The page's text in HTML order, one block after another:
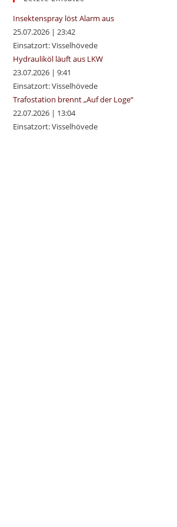
Insektenspray löst Alarm aus
25.07.2026| 23:42
Einsatzort: Visselhövede
Hydrauliköl läuft aus LKW
23.07.2026| 9:41
Einsatzort: Visselhövede
Trafostation brennt „Auf der Loge“
22.07.2026| 13:04
Einsatzort: Visselhövede